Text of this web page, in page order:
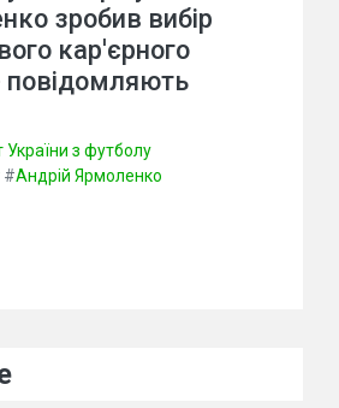
зробив вибір
кар'єрного
повідомляють
України з футболу
#Андрій Ярмоленко